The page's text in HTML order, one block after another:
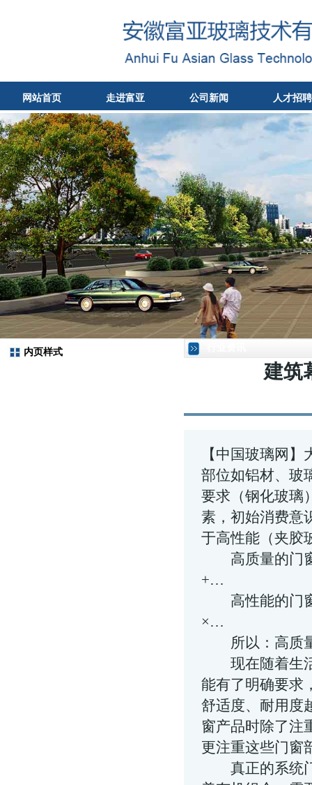
网站首页 走进富亚 公司新闻 人才招聘
内页样式
建筑
【中国玻璃网
部位如铝材、玻
要求（钢化玻璃
素，初始消费意
于高性能（夹胶
高质量的门窗
+…
高性能的门窗
×…
所以：高质量
现在随着生
能有了明确要求
舒适度、耐用度
窗产品时除了注
更注重这些门窗
真正的系统门